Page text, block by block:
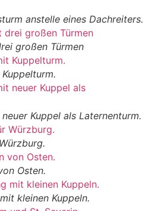
anstelle eines Dachreiters.
großen Türmen
Kuppel als Laternenturm.
Osten.
kleinen Kuppeln.